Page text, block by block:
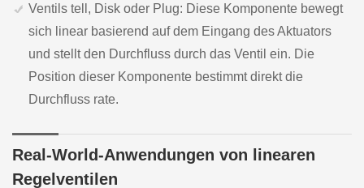
Ventils tell, Disk oder Plug: Diese Komponente bewegt
sich linear basierend auf dem Eingang des Aktuators
und stellt den Durchfluss durch das Ventil ein. Die
Position dieser Komponente bestimmt direkt die
Durchfluss rate.
Real-World-Anwendungen von linearen
Regelventilen